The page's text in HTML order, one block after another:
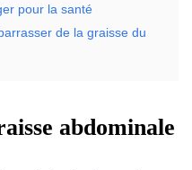
pour la santé
de la graisse du
abdominale